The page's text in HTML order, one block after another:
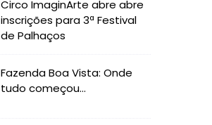
Circo ImaginArte abre abre
inscrições para 3ª Festival
de Palhaços
Fazenda Boa Vista: Onde
tudo começou...